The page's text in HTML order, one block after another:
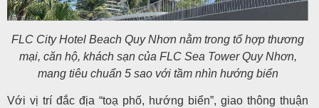
FLC City Hotel Beach Quy Nhơn nằm trong tổ hợp thương
mại, căn hộ, khách sạn của FLC Sea Tower Quy Nhơn,
mang tiêu chuẩn 5 sao với tầm nhìn hướng biển
Với vị trí đắc địa “toạ phố, hướng biển”, giao thông thuận